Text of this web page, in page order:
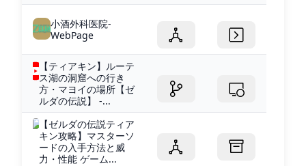
小酒外科医院-
WebPage
【ティアキン】ルーテ
ス湖の洞窟への行き
方・マヨイの場所【ゼ
ルダの伝説】 -...
【ゼルダの伝説ティア
キン攻略】マスターソ
ードの入手方法と威
力・性能 ゲーム...